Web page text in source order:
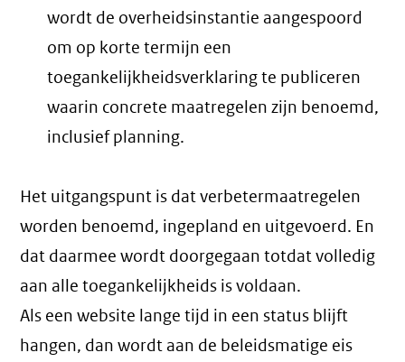
wordt de overheidsinstantie aangespoord
om op korte termijn een
toegankelijkheidsverklaring te publiceren
waarin concrete maatregelen zijn benoemd,
inclusief planning.
Het uitgangspunt is dat verbetermaatregelen
worden benoemd, ingepland en uitgevoerd. En
dat daarmee wordt doorgegaan totdat volledig
aan alle toegankelijkheids is voldaan.
Als een website lange tijd in een status blijft
hangen, dan wordt aan de beleidsmatige eis